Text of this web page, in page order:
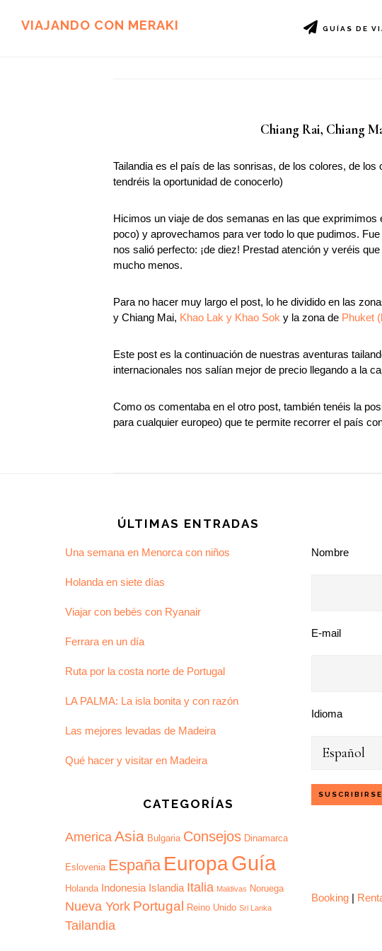
VIAJANDO CON MERAKI GUÍAS DE
Chiang Rai, Chiang
Tailandia es el país de las sonrisas, de los colores, de
tendréis la oportunidad de conocerlo)
Hicimos un viaje de dos semanas en las que
poco) y aprovechamos para ver todo lo que pudimos.
nos salió perfecto: ¡de diez! Prestad atención y veréis
mucho menos.
Para no hacer muy largo el post, lo he dividido en las
y Chiang Mai, Khao Lak y Khao Sok y la zona de Phuket
Este post es la continuación de nuestras aventuras
internacionales nos salían mejor de precio llegando a la
Como os comentaba en el otro post, también tenéis la
para cualquier europeo) que te permite recorrer el país
ÚLTIMAS ENTRADAS
Una semana en Menorca con niños
Holanda en siete días
Viajar con bebés con Ryanair
Ferrara en un día
Ruta por la costa norte de Portugal
LA PALMA: La isla bonita y con razón
Las mejores levadas de Madeira
Qué hacer y visitar en Madeira
CATEGORÍAS
America Asia Bulgaria Consejos Dinamarca
Eslovenia España EuropaGuía
Holanda Indonesia Islandia Italia Maldivas Noruega
Nueva York Portugal Reino Unido Sri Lanka
Tailandia
Nombre
E-mail
Idioma
Booking |